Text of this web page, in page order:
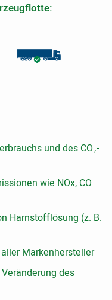
und des CO₂-
wie NOx, CO
Harnstofflösung (z. B.
Markenhersteller
des